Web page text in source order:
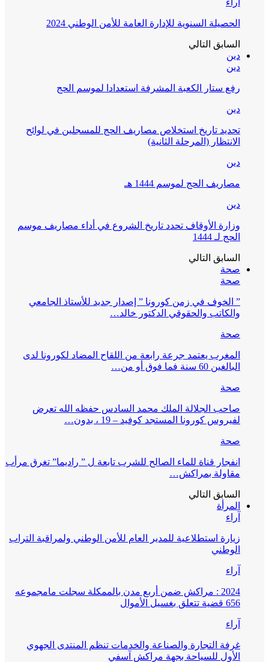
آراء
الحصيلة السنوية للإدارة العامة للأمن الوطني 2024
السابق التالي
دين
دين
رفع ستار الكعبة المشرفة استعدادا لموسم الحج
دين
تحديد تاريخ استخلاص مصاريف الحج للمسجلين في لوائح
الانتظار (المرحلة الثانية)
دين
مصاريف الحج لموسم 1444 هـ
دين
وزارة الأوقاف تحدد تاريخ الشروع في أداء مصاريف موسم
الحج لـ 1444
السابق التالي
صحة
صحة
” الخوف في زمن كورونا ” إصدار جديد للأستاذ الجامعي
والكاتب والحقوقي الدكتور خالد…
صحة
المغرب يعتمد جرعة رابعة من اللقاح المضاد لكورونا لدى
البالغين 60 سنة فما فوق أو من…
صحة
صاحب الجلالة الملك محمد السادس حفظه الله تعرض
لفيروس كورونا المستجد كوفيد – 19 ، بدون…
صحة
انفجار قناة للماء الصالح للشرب تابعة ل ” راديما” تغرق مرأب
مقاولة بمراكش…
السابق التالي
المرأة
آراء
زيارة استطلاعية للمدير العام للأمن الوطني ولمراقبة التراب
الوطني
آراء
2024 : مراكش ضمن أربع مدن بالممكلة سجلت مامجموعه
656 قضية تتعلق بغسيل الأموال
آراء
غرفة التجارة والصناعة والخدمات تنظم المنتدى الجهوي
الأول للسياحة بجهة مراكش آسفي